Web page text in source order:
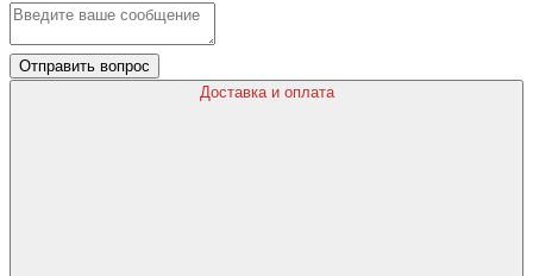
Отправить вопрос
Доставка и оплата